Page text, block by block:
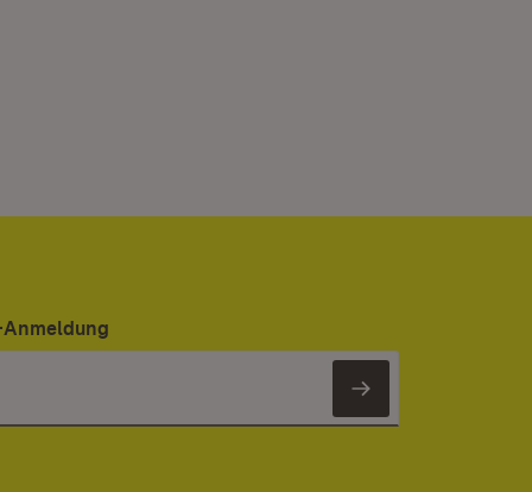
Newsletter